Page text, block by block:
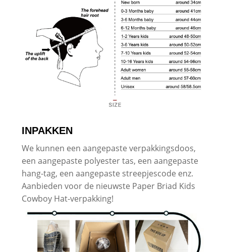
INPAKKEN
We kunnen een aangepaste verpakkingsdoos,
een aangepaste polyester tas, een aangepaste
hang-tag, een aangepaste streepjescode enz.
Aanbieden voor de nieuwste Paper Briad Kids
Cowboy Hat-verpakking!